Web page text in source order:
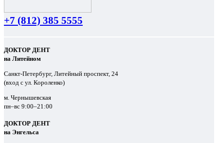
+7 (812) 385 5555
ДОКТОР ДЕНТ
на Литейном
Санкт-Петербург, Литейный проспект, 24
(вход с ул. Короленко)
м. Чернышевская
пн–вс 9:00–21:00
ДОКТОР ДЕНТ
на Энгельса